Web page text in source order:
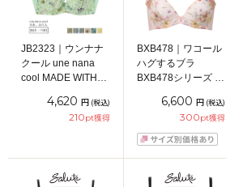
JB2323｜ウンナナ
クール une nana
cool MADE WITH
さあ、わたし レー
ス ブラジャー単品
4,620 円 (税込)
210pt獲得
BXB478｜ワコール
ハグするブラ
BXB478シリーズ ブ
ABCDEFGカップ ア
65/70/75/80/85cm
6,600 円 (税込)
300pt獲得